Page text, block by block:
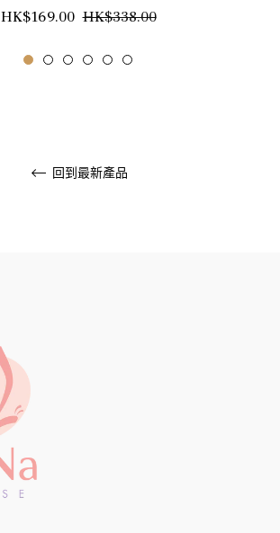
正
HK$169.00 HK$338.00銷
回到最新產品